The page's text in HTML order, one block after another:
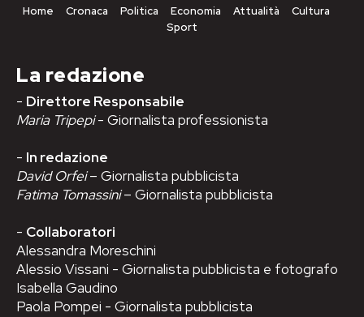
Home Cronaca Politica Economia Attualità
Cultura
Sport
La redazione
- Direttore Responsabile
Maria Tripepi- Giornalista professionista
- In redazione
David Orfei– Giornalista pubblicista
Fatima Tomassini– Giornalista pubblicista
- Collaboratori
Alessandra Moreschini
Alessio Vissani - Giornalista pubblicista e fotografo
Isabella Gaudino
Paola Pompei - Giornalista pubblicista